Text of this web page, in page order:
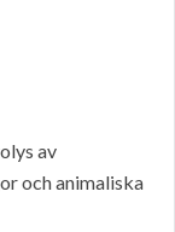
av
och animaliska